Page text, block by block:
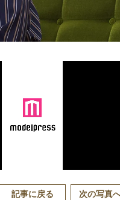
記事に戻る 次の写真